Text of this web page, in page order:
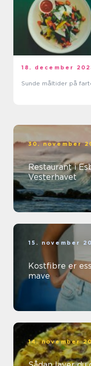
18. december
Sunde måltider på
30. november
Restaurant i
Vesterhavet
15. november
Kostfibre er
mave
14. november